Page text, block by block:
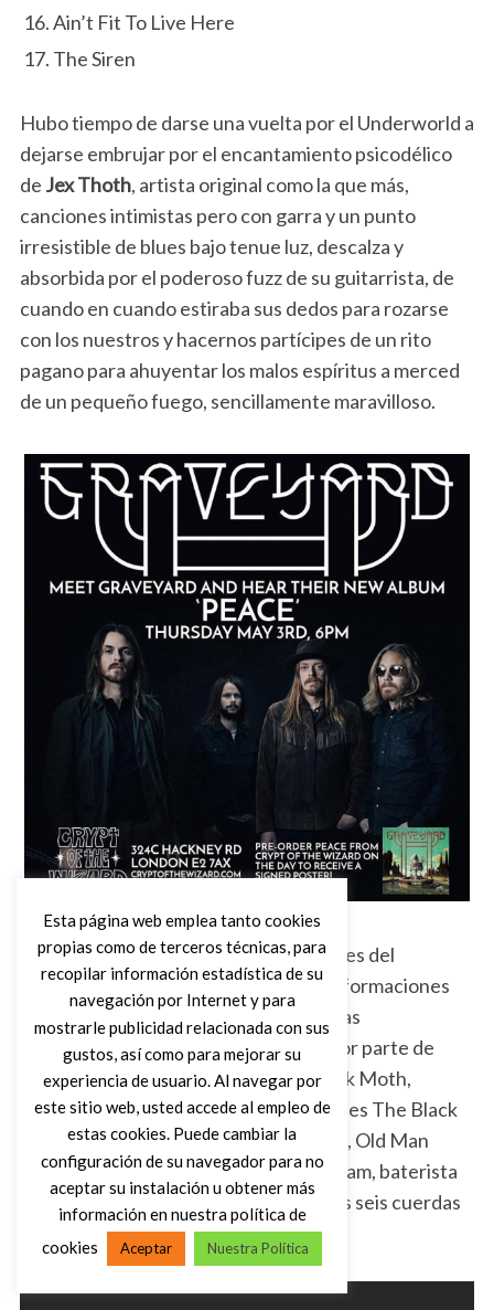
Ain’t Fit To Live Here
The Siren
Hubo tiempo de darse una vuelta por el Underworld a
dejarse embrujar por el encantamiento psicodélico
de Jex Thoth, artista original como la que más,
canciones intimistas pero con garra y un punto
irresistible de blues bajo tenue luz, descalza y
absorbida por el poderoso fuzz de su guitarrista, de
cuando en cuando estiraba sus dedos para rozarse
con los nuestros y hacernos partícipes de un rito
pagano para ahuyentar los malos espíritus a merced
de un pequeño fuego, sencillamente maravilloso.
Bastante fuzz se derramó en las paredes del
Underworld anteriormente con cinco formaciones
de infarto, la clase de Radio Moscow, las
conmovedoras melodías de guitarra por parte de
Freedom Hawk, la sensualidad de Black Moth,
nuestros soberbios vecinos portugueses The Black
Wizards y un trío que gustó muchísimo, Old Man
Lizard, con el polifacético Jack Newnham, baterista
de Slabdragger, al frente del micro y las seis cuerdas
de una Firebird en este proyecto.
Esta página web emplea tanto cookies
propias como de terceros técnicas, para
recopilar información estadística de su
navegación por Internet y para
mostrarle publicidad relacionada con sus
gustos, así como para mejorar su
experiencia de usuario. Al navegar por
este sitio web, usted accede al empleo de
estas cookies. Puede cambiar la
configuración de su navegador para no
aceptar su instalación u obtener más
información en nuestra política de
cookies
Aceptar Nuestra Política